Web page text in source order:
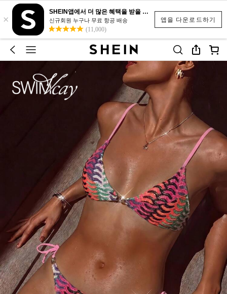
앱을 다운로드하기
×
SHEIN앱에서 더 많은 혜택을 받을 수 있어요.
신규회원 누구나 무료 항공 배송
(11,000)